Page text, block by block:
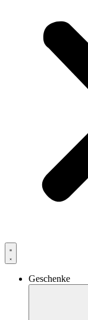
Geschenke